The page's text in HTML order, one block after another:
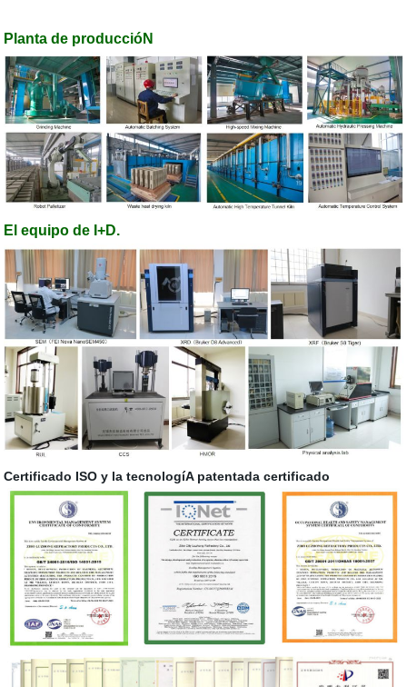
Planta de produccióN
El equipo de I+D.
Certificado ISO y la tecnologíA patentada certificado